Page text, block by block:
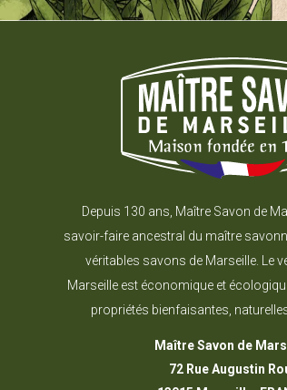
Depuis 130 ans, Maître Savon de
savoir-faire ancestral du maître
véritables savons de Marseille. Le
Marseille est économique et
propriétés bienfaisantes,
Maître Savon de
72 Rue Augustin